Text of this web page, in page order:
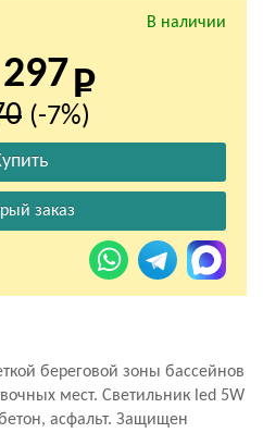
В наличии
(-7%)
береговой зоны бассейнов
мест. Светильник led 5W
асфальт. Защищен